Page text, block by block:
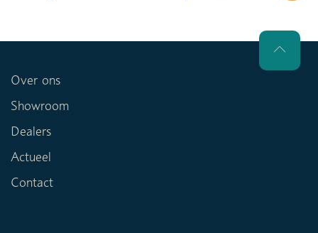
Over ons
Showroom
Dealers
Actueel
Contact